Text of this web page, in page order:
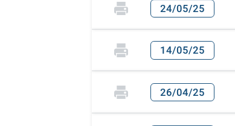
24/05/25
14/05/25
26/04/25